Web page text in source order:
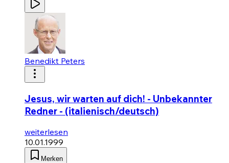
Benedikt Peters
Jesus, wir warten auf dich! - Unbekannter
Redner - (italienisch/deutsch)
weiterlesen
10.01.1999
Merken